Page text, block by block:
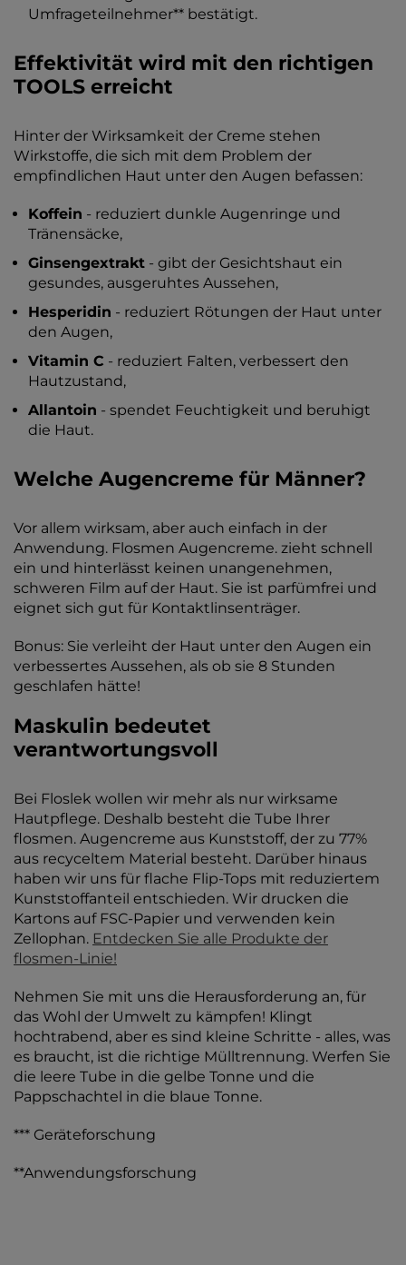
Umfrageteilnehmer** bestätigt.
Effektivität wird mit den richtigen
TOOLS erreicht
Hinter der Wirksamkeit der Creme stehen
Wirkstoffe, die sich mit dem Problem der
empfindlichen Haut unter den Augen befassen:
Koffein - reduziert dunkle Augenringe und
Tränensäcke,
Ginsengextrakt - gibt der Gesichtshaut ein
gesundes, ausgeruhtes Aussehen,
Hesperidin - reduziert Rötungen der Haut unter
den Augen,
Vitamin C - reduziert Falten, verbessert den
Hautzustand,
Allantoin - spendet Feuchtigkeit und beruhigt
die Haut.
Welche Augencreme für Männer?
Vor allem wirksam, aber auch einfach in der
Anwendung. Flosmen Augencreme. zieht schnell
ein und hinterlässt keinen unangenehmen,
schweren Film auf der Haut. Sie ist parfümfrei und
eignet sich gut für Kontaktlinsenträger.
Bonus: Sie verleiht der Haut unter den Augen ein
verbessertes Aussehen, als ob sie 8 Stunden
geschlafen hätte!
Maskulin bedeutet
verantwortungsvoll
Bei Floslek wollen wir mehr als nur wirksame
Hautpflege. Deshalb besteht die Tube Ihrer
flosmen. Augencreme aus Kunststoff, der zu 77%
aus recyceltem Material besteht. Darüber hinaus
haben wir uns für flache Flip-Tops mit reduziertem
Kunststoffanteil entschieden. Wir drucken die
Kartons auf FSC-Papier und verwenden kein
Zellophan. Entdecken Sie alle Produkte der
flosmen-Linie!
Nehmen Sie mit uns die Herausforderung an, für
das Wohl der Umwelt zu kämpfen! Klingt
hochtrabend, aber es sind kleine Schritte - alles, was
es braucht, ist die richtige Mülltrennung. Werfen Sie
die leere Tube in die gelbe Tonne und die
Pappschachtel in die blaue Tonne.
*** Geräteforschung
**Anwendungsforschung